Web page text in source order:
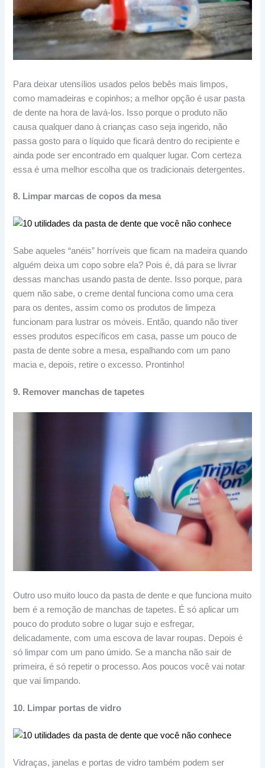
Para deixar utensílios usados pelos bebês mais limpos,
como mamadeiras e copinhos; a melhor opção é usar pasta
de dente na hora de lavá-los. Isso porque o produto não
causa qualquer dano à crianças caso seja ingerido, não
passa gosto para o líquido que ficará dentro do recipiente e
ainda pode ser encontrado em qualquer lugar. Com certeza
essa é uma melhor escolha que os tradicionais detergentes.
8. Limpar marcas de copos da mesa
Sabe aqueles “anéis” horríveis que ficam na madeira quando
alguém deixa um copo sobre ela? Pois é, dá para se livrar
dessas manchas usando pasta de dente. Isso porque, para
quem não sabe, o creme dental funciona como uma cera
para os dentes, assim como os produtos de limpeza
funcionam para lustrar os móveis. Então, quando não tiver
esses produtos específicos em casa, passe um pouco de
pasta de dente sobre a mesa, espalhando com um pano
macia e, depois, retire o excesso. Prontinho!
9. Remover manchas de tapetes
Outro uso muito louco da pasta de dente e que funciona muito
bem é a remoção de manchas de tapetes. É só aplicar um
pouco do produto sobre o lugar sujo e esfregar,
delicadamente, com uma escova de lavar roupas. Depois é
só limpar com um pano úmido. Se a mancha não sair de
primeira, é só repetir o processo. Aos poucos você vai notar
que vai limpando.
10. Limpar portas de vidro
Vidraças, janelas e portas de vidro também podem ser